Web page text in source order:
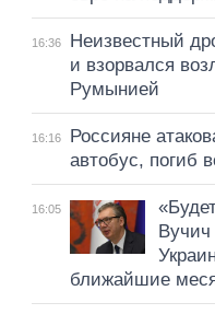
16:36
Неизвестный
и взорвался
Румынией
16:16
Россияне
автобус, погиб
16:05
Вучич
ближайшие